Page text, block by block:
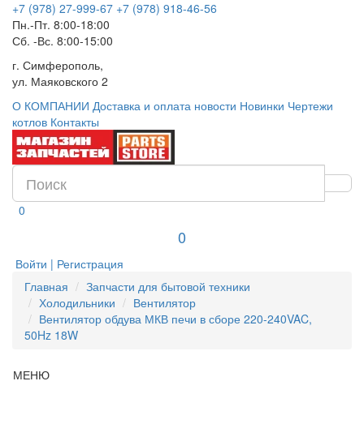
+7 (978) 27-999-67 +7 (978) 918-46-56
Пн.-Пт. 8:00-18:00
Сб. -Вс. 8:00-15:00
г. Симферополь,
ул. Маяковского 2
О КОМПАНИИ Доставка и оплата новости Новинки Чертежи
котлов Контакты
0
0
Войти | Регистрация
Главная
Запчасти для бытовой техники
Холодильники
Вентилятор
Вентилятор обдува МКВ печи в сборе 220-240VAC,
50Hz 18W
МЕНЮ